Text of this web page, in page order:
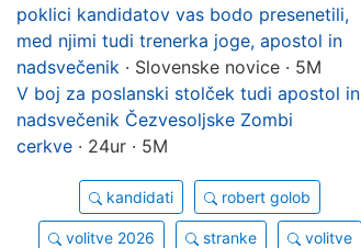
poklici kandidatov vas bodo presenetili,
med njimi tudi trenerka joge, apostol in
nadsvečenik · Slovenske novice · 5M
V boj za poslanski stolček tudi apostol in
nadsvečenik Čezvesoljske Zombi
cerkve · 24ur · 5M
kandidati robert golob
volitve 2026 stranke volitve